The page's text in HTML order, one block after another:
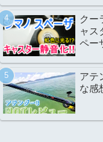
クー
ャス
ペー
アテ
な感